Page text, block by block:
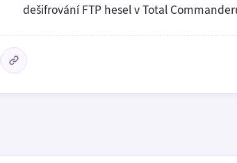
dešifrování FTP hesel v Total